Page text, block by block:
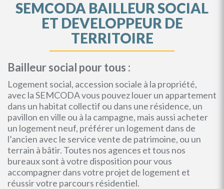
SEMCODA BAILLEUR SOCIAL
ET DEVELOPPEUR DE
TERRITOIRE
Bailleur social pour tous :
Logement social, accession sociale à la propriété,
avec la SEMCODA vous pouvez louer un appartement
dans un habitat collectif ou dans une résidence, un
pavillon en ville ou à la campagne, mais aussi acheter
un logement neuf, préférer un logement dans de
l’ancien avec le service vente de patrimoine, ou un
terrain à bâtir. Toutes nos agences et tous nos
bureaux sont à votre disposition pour vous
accompagner dans votre projet de logement et
réussir votre parcours résidentiel.